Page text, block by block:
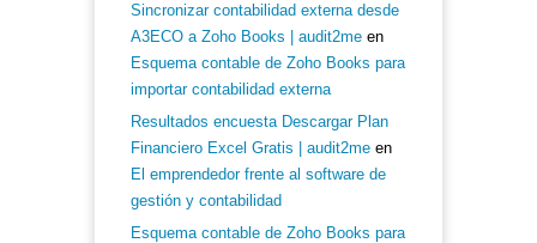
Sincronizar contabilidad externa desde
A3ECO a Zoho Books | audit2me en
Esquema contable de Zoho Books para
importar contabilidad externa
Resultados encuesta Descargar Plan
Financiero Excel Gratis | audit2me en
El emprendedor frente al software de
gestión y contabilidad
Esquema contable de Zoho Books para